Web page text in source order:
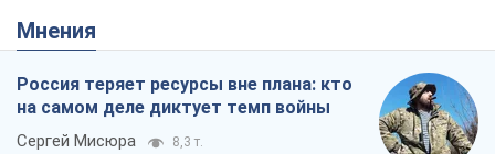
Мнения
Россия теряет ресурсы вне плана: кто
на самом деле диктует темп войны
Сергей Мисюра 8,3 т.